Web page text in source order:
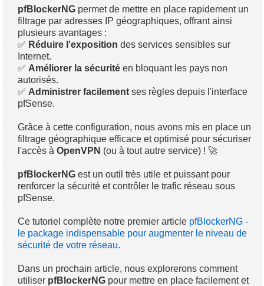
pfBlockerNG permet de mettre en place rapidement un
filtrage par adresses IP géographiques, offrant ainsi
plusieurs avantages :
✅ Réduire l'exposition des services sensibles sur
Internet.
✅ Améliorer la sécurité en bloquant les pays non
autorisés.
✅ Administrer facilement ses règles depuis l'interface
pfSense.
Grâce à cette configuration, nous avons mis en place un
filtrage géographique efficace et optimisé pour sécuriser
l'accès àOpenVPN (ou à tout autre service) ! 🚀
pfBlockerNG est un outil très utile et puissant pour
renforcer la sécurité et contrôler le trafic réseau sous
pfSense.
Ce tutoriel complète notre premier article pfBlockerNG -
le package indispensable pour augmenter le niveau de
sécurité de votre réseau.
Dans un prochain article, nous explorerons comment
utiliser pfBlockerNG pour mettre en place facilement et